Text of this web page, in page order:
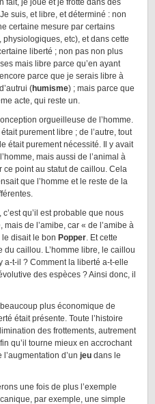
fait, je joue et je frotte dans des
suis, et libre, et déterminé : non
certaine mesure par certains
etc), et dans cette
liberté ; non pas non plus
mais libre parce qu’en ayant
parce que je serais libre à
(humisme) ; mais parce que
acte, qui reste un.
orgueilleuse de l’homme.
purement libre ; de l’autre, tout
était purement nécessité. Il y avait
mais aussi de l’animal à
ce point au statut de caillou. Cela
que l’homme et le reste de la
qu’il est probable que nous
de l’amibe, car « de l’amibe à
le disait le bon Popper. Et cette
caillou. L’homme libre, le caillou
a-t-il ? Comment la liberté a-t-elle
des espèces ? Ainsi donc, il
plus économique de
était présente. Toute l’histoire
des frottements, autrement
qu’il tourne mieux en accrochant
d’un jeu dans le
une fois de plus l’exemple
par exemple, une simple